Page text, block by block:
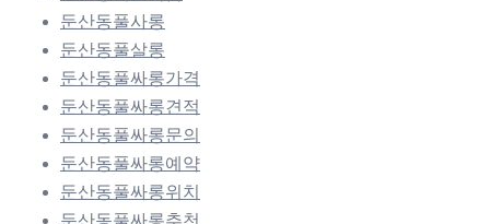
둔산동풀사롱
둔산동풀살롱
둔산동풀싸롱가격
둔산동풀싸롱견적
둔산동풀싸롱문의
둔산동풀싸롱예약
둔산동풀싸롱위치
둔산동풀싸롱추천